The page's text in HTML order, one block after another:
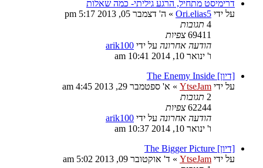
דרימיסט מתחיל, הרגע גיליתי- כמה שאלות
על ידי Ori.elias5
» ה' דצמבר 05, 2013 5:17 pm
4 תגובות
69411 צפיות
הודעה אחרונה על ידי arik100
ו' ינואר 10, 2014 10:41 am
[דיון] The Enemy Inside
על ידי YtseJam
» א' ספטמבר 29, 2013 4:45 am
2 תגובות
62244 צפיות
הודעה אחרונה על ידי arik100
ו' ינואר 10, 2014 10:37 am
[דיון] The Bigger Picture
על ידי YtseJam
» ד' אוקטובר 09, 2013 5:02 am